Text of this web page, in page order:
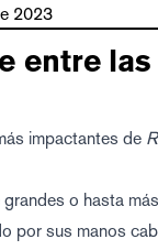
2023
entre
impactantes de
o hasta
por sus manos